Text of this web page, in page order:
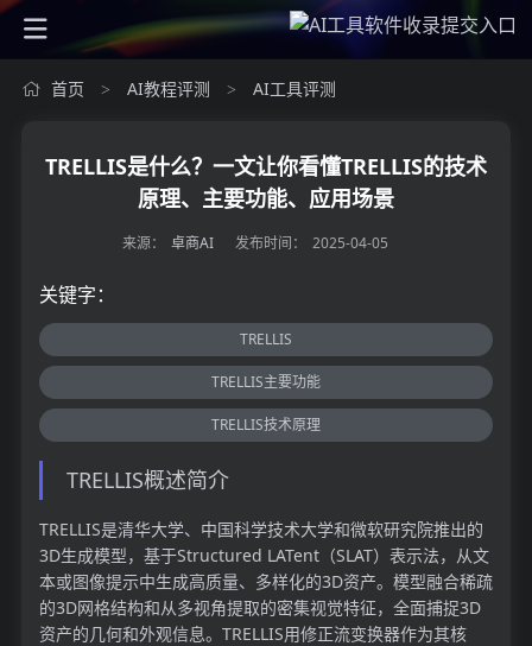
首页 > AI教程评测 > AI工具评测
TRELLIS是什么？一文让你看懂TRELLIS的技术
原理、主要功能、应用场景
来源： 卓商AI 发布时间： 2025-04-05
关键字：
TRELLIS
TRELLIS主要功能
TRELLIS技术原理
TRELLIS概述简介
TRELLIS是清华大学、中国科学技术大学和微软研究院推出的
3D生成模型，基于Structured LATent（SLAT）表示法，从文
本或图像提示中生成高质量、多样化的3D资产。模型融合稀疏
的3D网格结构和从多视角提取的密集视觉特征，全面捕捉3D
资产的几何和外观信息。TRELLIS用修正流变换器作为其核